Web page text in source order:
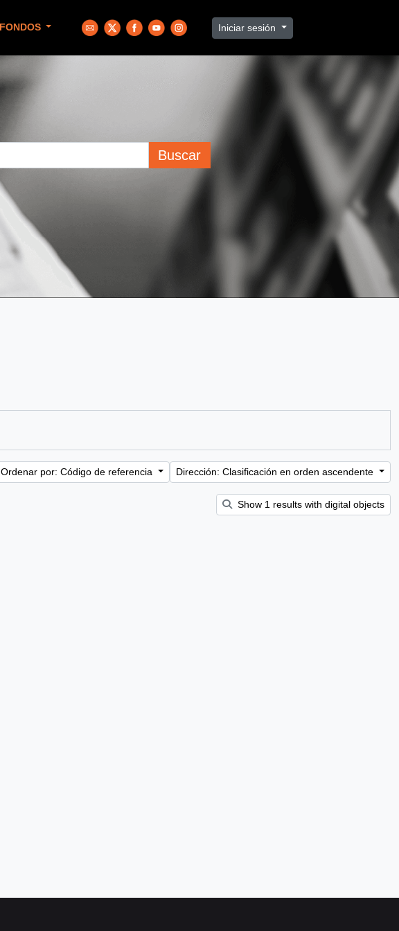
FONDOS Iniciar sesión
Buscar
Ordenar por: Código de referencia Dirección: Clasificación en orden ascendente
Show 1 results with digital objects